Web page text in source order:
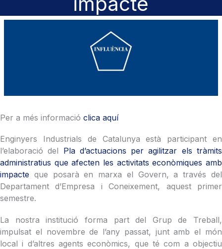
Per a més informació clica aquí
Enginyers Industrials de Catalunya està participant en
l’elaboració del Pla d’actuacions per agilitzar els tràmits
administratius que afecten les activitats econòmiques amb
impacte que posarà en marxa el Govern, a través del
Departament d’Empresa i Coneixement, aquest primer
semestre.
La nostra institució forma part del Grup de Treball,
impulsat el novembre de l’any passat, junt amb el món
local i d’altres agents econòmics, que té com a objectiu